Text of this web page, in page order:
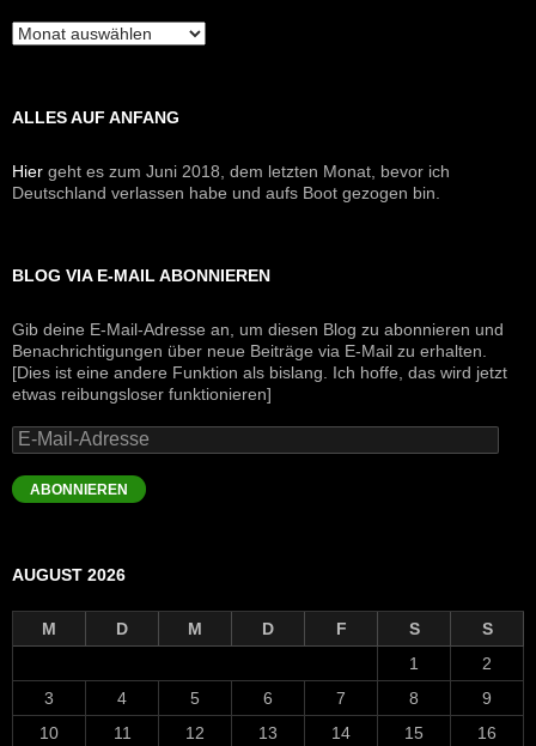
Archive
ALLES AUF ANFANG
Hier geht es zum Juni 2018, dem letzten Monat, bevor ich
Deutschland verlassen habe und aufs Boot gezogen bin.
BLOG VIA E-MAIL ABONNIEREN
Gib deine E-Mail-Adresse an, um diesen Blog zu abonnieren und
Benachrichtigungen über neue Beiträge via E-Mail zu erhalten.
[Dies ist eine andere Funktion als bislang. Ich hoffe, das wird jetzt
etwas reibungsloser funktionieren]
E-
Mail-
Adresse
ABONNIEREN
AUGUST 2026
M D M D F S
S
1
2
3
4 5 6 7 8
9
10
11 12 13 14 15 16